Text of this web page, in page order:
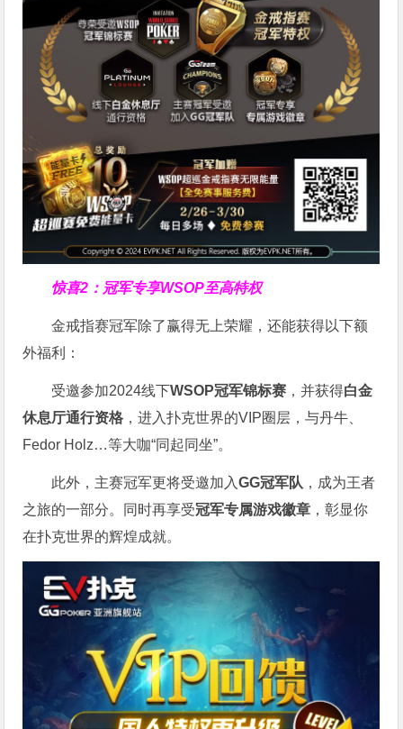
惊喜2：冠军专享WSOP至高特权
金戒指赛冠军除了赢得无上荣耀，还能获得以下额
外福利：
受邀参加2024线下WSOP冠军锦标赛 ，并获得白金
休息厅通行资格 ，进入扑克世界的VIP圈层，与丹牛、
Fedor Holz…等大咖“同起同坐”。
此外，主赛冠军更将受邀加入GG冠军队 ，成为王者
之旅的一部分。同时再享受冠军专属游戏徽章 ，彰显你
在扑克世界的辉煌成就。